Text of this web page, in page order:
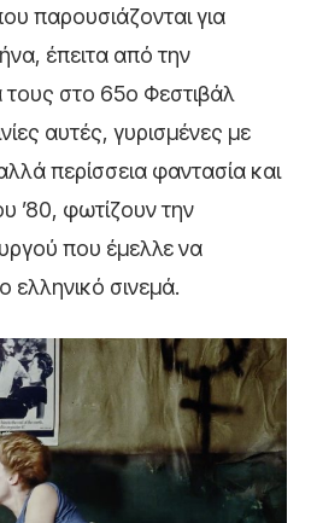
παρουσιάζονται για
έπειτα από την
τους στο 65ο Φεστιβάλ
αυτές, γυρισμένες με
περίσσεια φαντασία και
’80, φωτίζουν την
που έμελλε να
ελληνικό σινεμά.